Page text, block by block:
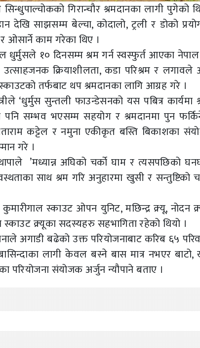
गिरान्चौर श्रमदानका लागी पुगेको
देखि साझसम्म बेल्चा, कोदालो, ट्रली र डोको
ओसार्ने काम गरेका थिए ।
धुर्मुसले १० दिनसम्म श्रम गर्न स्वस्फुर्त आएका
क्रियाशीलता, कडा परिश्रम र
तर्फबाट थप श्रमदानका लागि आग्रह गरे ।
‘धुर्मुस सुन्तली फाउन्डेसनको यस पबित्र कार्यमा
सम्भव भएसम्म सहयोग र श्रमदानमा पुन
कट्टेल र नमुना एकीकृत बस्ति बिकाशका
गरे ।
’मध्यान्न अघिको चर्को घाम र त्यसपछिको
साथ श्रम गरि अनुहारमा खुसी र
स्काउट ओपन युनिट, मछिन्द्र क्र्यू, नोदन
क्र्यूका सदस्यहरु सहभागिता रहेको थियो ।
अगाडी बढेको उक्त परियोजनाबाट करिब ६५
लागी केवल बस्ने बास मात्र नभएर बाटो,
परियोजना संयोजक अर्जुन न्यौपाने बताए ।